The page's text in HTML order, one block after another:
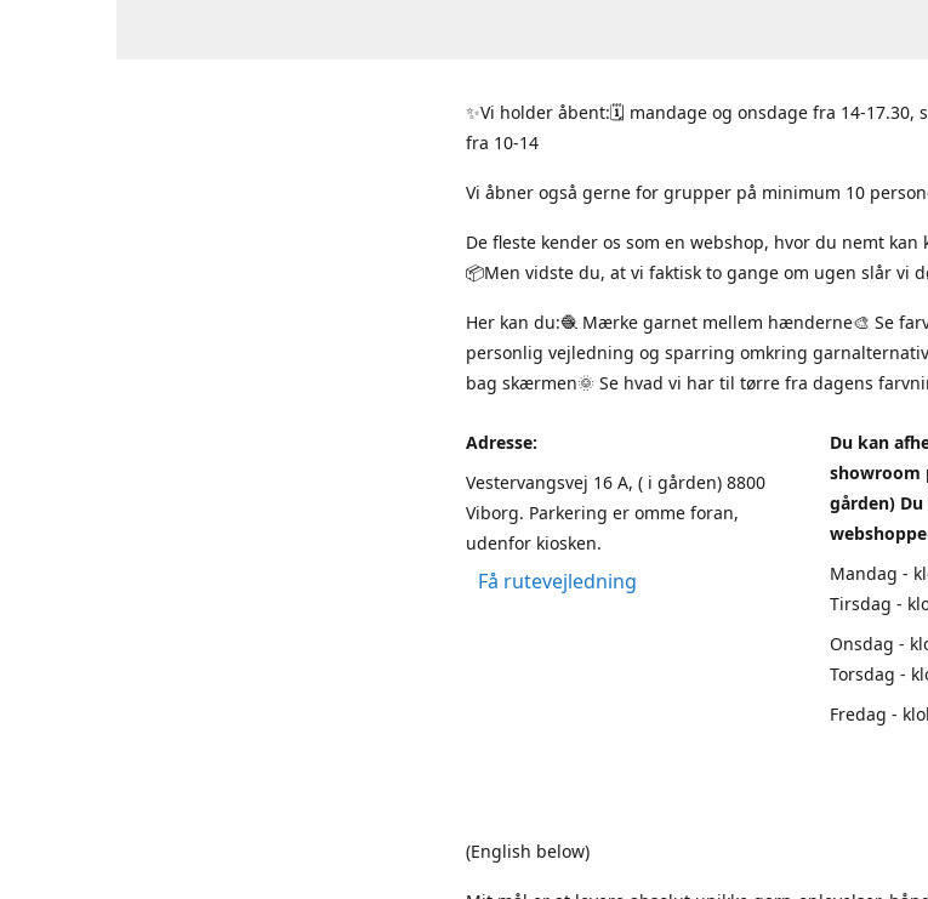
✨Vi holder åbent:🗓 mandage og onsdage fra 14-17.30,
fra 10-14
Vi åbner også gerne for grupper på minimum 10
De fleste kender os som en webshop, hvor du nemt
📦Men vidste du, at vi faktisk to gange om ugen slår vi
Her kan du:🧶 Mærke garnet mellem hænderne🎨 Se
personlig vejledning og sparring omkring
bag skærmen🌞 Se hvad vi har til tørre fra dagens
Adresse:
Vestervangsvej 16 A, ( i gården) 8800
Viborg. Parkering er omme foran,
udenfor kiosken.
Få rutevejledning
Du kan
showroom
gården)
Mandag -
Tirsdag -
Onsdag -
Torsdag -
Fredag -
(English below)